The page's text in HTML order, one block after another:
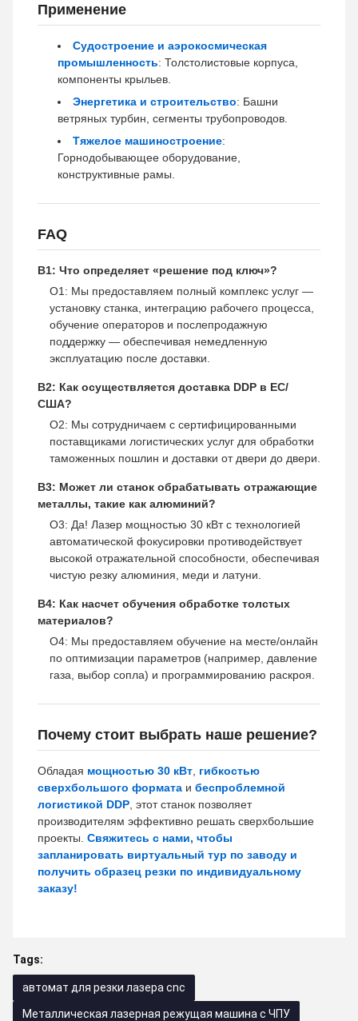
Применение
Судостроение и аэрокосмическая
промышленность: Толстолистовые корпуса,
компоненты крыльев.
Энергетика и строительство: Башни
ветряных турбин, сегменты трубопроводов.
Тяжелое машиностроение:
Горнодобывающее оборудование,
конструктивные рамы.
FAQ
В1: Что определяет «решение под ключ»?
О1: Мы предоставляем полный комплекс услуг —
установку станка, интеграцию рабочего процесса,
обучение операторов и послепродажную
поддержку — обеспечивая немедленную
эксплуатацию после доставки.
В2: Как осуществляется доставка DDP в ЕС/
США?
О2: Мы сотрудничаем с сертифицированными
поставщиками логистических услуг для обработки
таможенных пошлин и доставки от двери до двери.
В3: Может ли станок обрабатывать отражающие
металлы, такие как алюминий?
О3: Да! Лазер мощностью 30 кВт с технологией
автоматической фокусировки противодействует
высокой отражательной способности, обеспечивая
чистую резку алюминия, меди и латуни.
В4: Как насчет обучения обработке толстых
материалов?
О4: Мы предоставляем обучение на месте/онлайн
по оптимизации параметров (например, давление
газа, выбор сопла) и программированию раскроя.
Почему стоит выбрать наше решение?
Обладая мощностью 30 кВт гибкостью
сверхбольшого формата и беспроблемной
логистикой DDP , этот станок позволяет
производителям эффективно решать сверхбольшие
проекты. Свяжитесь с нами, чтобы
запланировать виртуальный тур по заводу и
получить образец резки по индивидуальному
заказу!
Tags:
автомат для резки лазера cnc
Металлическая лазерная режущая машина с ЧПУ